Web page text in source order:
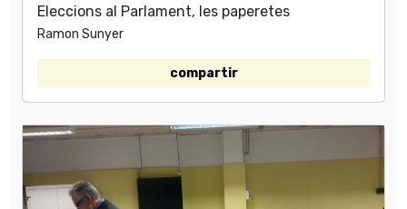
Eleccions al Parlament, les paperetes
Ramon Sunyer
compartir